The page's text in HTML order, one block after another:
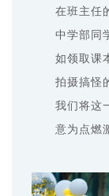
在班主任
中学部同
如领取课
拍摄搞怪
我们将这
意为点燃